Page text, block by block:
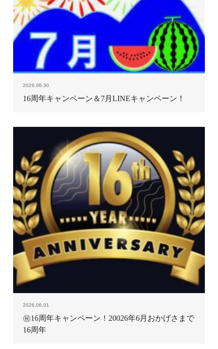
2026.06.30
16周年キャンペーン＆7月LINEキャンペーン！
2026.06.01
㊗16周年キャンペーン！20026年6月おかげさまで
16周年